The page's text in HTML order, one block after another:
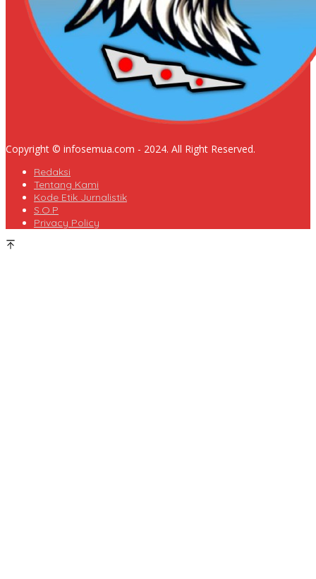
Copyright © infosemua.com - 2024. All Right Reserved.
Redaksi
Tentang Kami
Kode Etik Jurnalistik
S.O.P
Privacy Policy